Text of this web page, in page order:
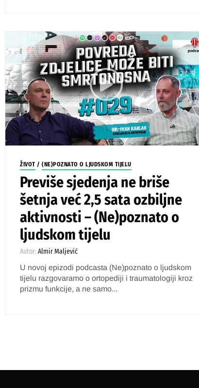
ŽIVOT / (NE)POZNATO O LJUDSKOM TIJELU
Previše sjedenja ne briše
šetnja već 2,5 sata ozbiljne
aktivnosti – (Ne)poznato o
ljudskom tijelu
Autor: Almir Maljević
U novoj epizodi podcasta (Ne)poznato o ljudskom
tijelu razgovaramo o ortopediji i traumatologiji kroz
prizmu funkcije, a ne samo...